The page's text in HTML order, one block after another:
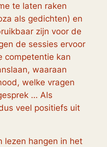
te laten raken
als gedichten) en
zijn voor de
de sessies ervoor
competentie kan
waaraan
welke vragen
… Als
veel positiefs uit
lezen hangen in het